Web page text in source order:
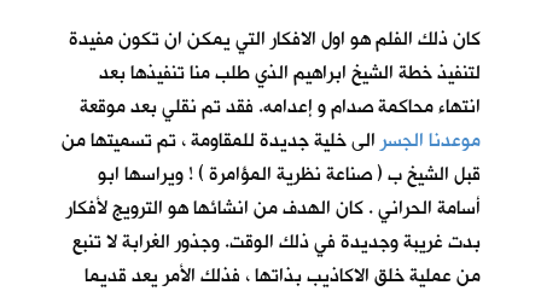
كان ذلك الفلم هو اول الافكار التي يمكن ان تكون مفيدة
لتنفيذ خطة الشيخ ابراهيم الذي طلب منا تنفيذها بعد
انتهاء محاكمة صدام و إعدامه. فقد تم نقلي بعد موقعة
موعدنا الجسرالى خلية جديدة للمقاومة ، تم تسميتها من
قبل الشيخ ب ( صناعة نظرية المؤامرة ) ! ويراسها ابو
أسامة الحراني . كان الهدف من انشائها هو الترويج لأفكار
بدت غريبة وجديدة في ذلك الوقت. وجذور الغرابة لا تنبع
من عملية خلق الاكاذيب بذاتها ، فذلك الأمر يعد قديما